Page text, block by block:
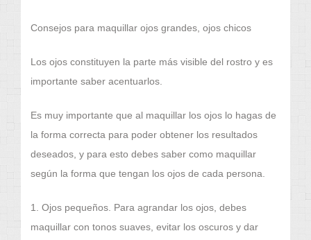
Consejos para maquillar ojos grandes, ojos chicos
Los ojos constituyen la parte más visible del rostro y es
importante saber acentuarlos.
Es muy importante que al maquillar los ojos lo hagas de
la forma correcta para poder obtener los resultados
deseados, y para esto debes saber como maquillar
según la forma que tengan los ojos de cada persona.
1. Ojos pequeños. Para agrandar los ojos, debes
maquillar con tonos suaves, evitar los oscuros y dar